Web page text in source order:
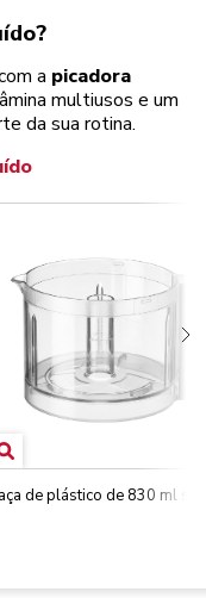
a picadora
multiusos e um
da sua rotina.
de plástico de 830 ml